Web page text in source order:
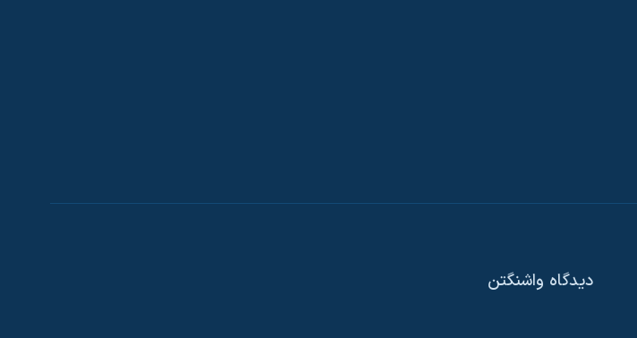
دیدگاه‌ واشنگتن